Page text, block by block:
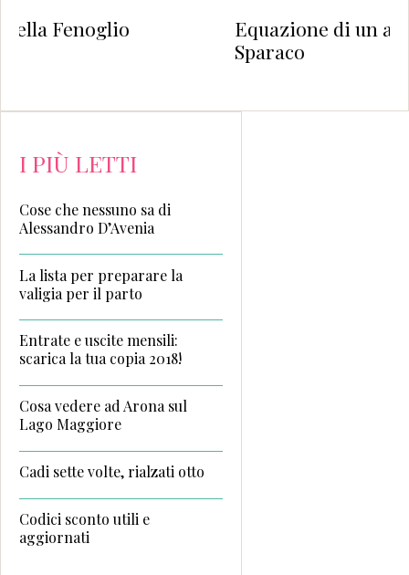
Equazione di un amore di
I PIÙ LETTI
Cose che nessuno sa di
Alessandro D’Avenia
La lista per preparare la
valigia per il parto
Entrate e uscite mensili:
scarica la tua copia 2018!
Cosa vedere ad Arona sul
Lago Maggiore
Cadi sette volte, rialzati otto
Codici sconto utili e
aggiornati